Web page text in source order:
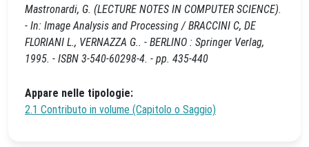
Mastronardi, G. (LECTURE NOTES IN COMPUTER SCIENCE).
- In: Image Analysis and Processing / BRACCINI C, DE
FLORIANI L., VERNAZZA G.. - BERLINO : Springer Verlag,
1995. - ISBN 3-540-60298-4. - pp. 435-440
Appare nelle tipologie:
2.1 Contributo in volume (Capitolo o Saggio)